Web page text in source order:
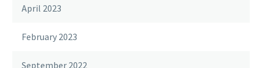
April 2023
February 2023
September 2022